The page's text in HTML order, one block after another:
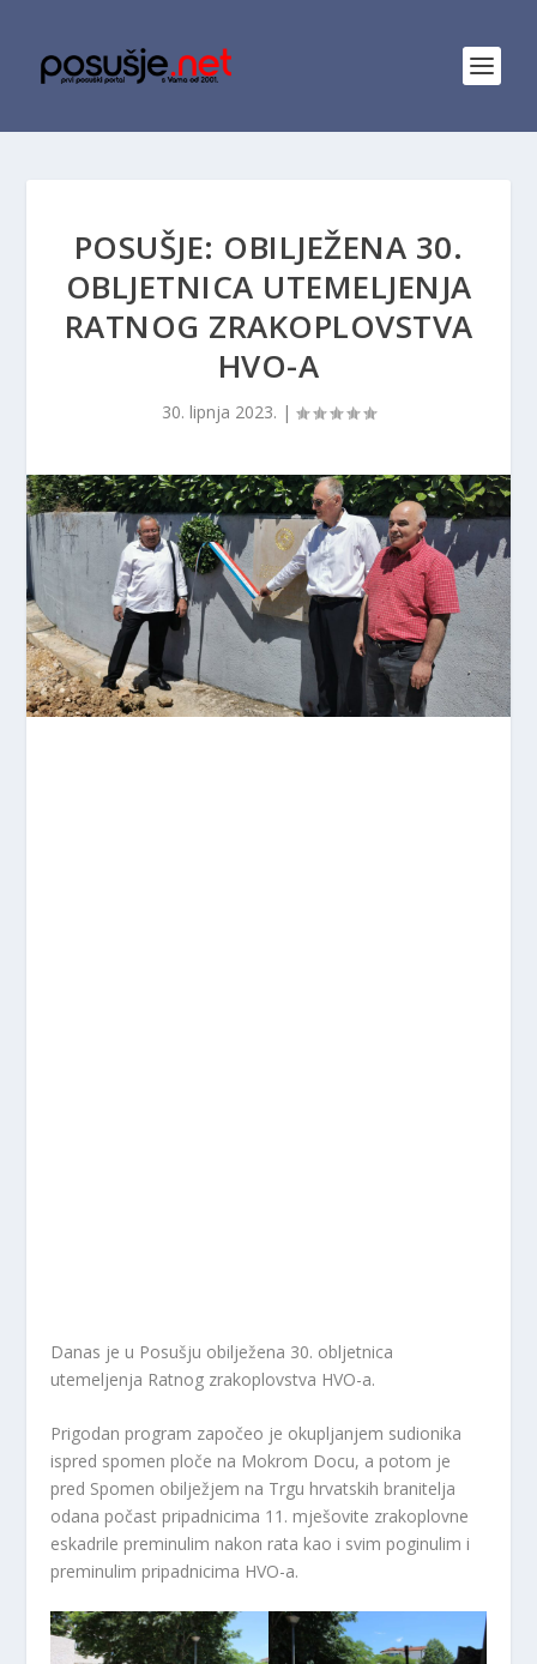
POSUŠJE: OBILJEŽENA 30.
OBLJETNICA UTEMELJENJA
RATNOG ZRAKOPLOVSTVA
HVO-A
30. lipnja 2023. |
Danas je u Posušju obilježena 30. obljetnica
utemeljenja Ratnog zrakoplovstva HVO-a.
Prigodan program započeo je okupljanjem sudionika
ispred spomen ploče na Mokrom Docu, a potom je
pred Spomen obilježjem na Trgu hrvatskih branitelja
odana počast pripadnicima 11. mješovite zrakoplovne
eskadrile preminulim nakon rata kao i svim poginulim i
preminulim pripadnicima HVO-a.